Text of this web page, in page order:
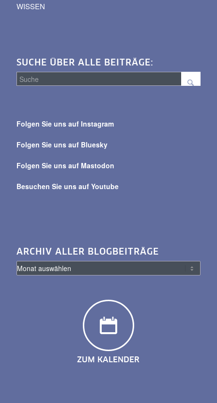
WISSEN
SUCHE ÜBER ALLE BEITRÄGE:
alle
Folgen Sie uns auf Instagram
Folgen Sie uns auf Bluesky
Folgen Sie uns auf Mastodon
Besuchen Sie uns auf Youtube
ARCHIV ALLER BLOGBEITRÄGE
ZUM KALENDER